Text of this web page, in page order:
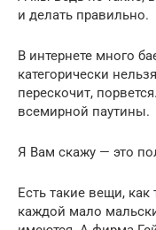
и делать правильно.
В интернете много
категорически
перескочит,
всемирной паутины.
Я Вам скажу — это
Есть такие вещи,
каждой мало